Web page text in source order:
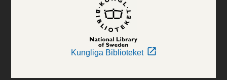
Kungliga Biblioteket